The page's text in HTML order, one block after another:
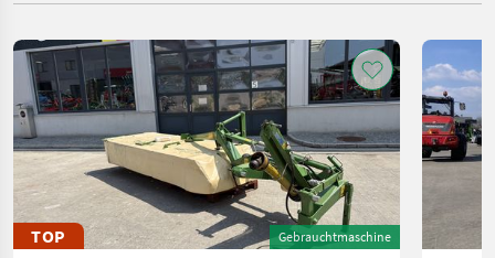
TOP Gebrauchtmaschine